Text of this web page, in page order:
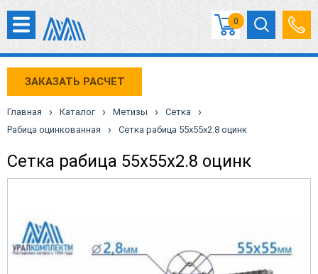
0
ЗАКАЗАТЬ РАСЧЕТ
Главная › Каталог › Метизы › Сетка ›
Рабица оцинкованная › Сетка рабица 55х55х2.8 оцинк
Сетка рабица 55х55х2.8 оцинк